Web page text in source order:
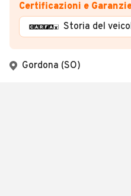
Certificazioni e
Storia del
Gordona (SO)